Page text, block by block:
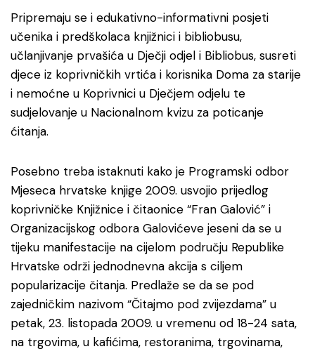
Pripremaju se i edukativno-informativni posjeti
učenika i predškolaca knjižnici i bibliobusu,
učlanjivanje prvašića u Dječji odjel i Bibliobus, susreti
djece iz koprivničkih vrtića i korisnika Doma za starije
i nemoćne u Koprivnici u Dječjem odjelu te
sudjelovanje u Nacionalnom kvizu za poticanje
ćitanja.
Posebno treba istaknuti kako je Programski odbor
Mjeseca hrvatske knjige 2009. usvojio prijedlog
koprivničke Knjižnice i čitaonice “Fran Galović” i
Organizacijskog odbora Galovićeve jeseni da se u
tijeku manifestacije na cijelom području Republike
Hrvatske održi jednodnevna akcija s ciljem
popularizacije čitanja. Predlaže se da se pod
zajedničkim nazivom “Čitajmo pod zvijezdama” u
petak, 23. listopada 2009. u vremenu od 18-24 sata,
na trgovima, u kafićima, restoranima, trgovinama,